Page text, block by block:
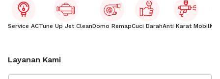
Service ACTune Up Jet CleanDomo RemapCuci DarahAnti Karat Mobil
Layanan Kami